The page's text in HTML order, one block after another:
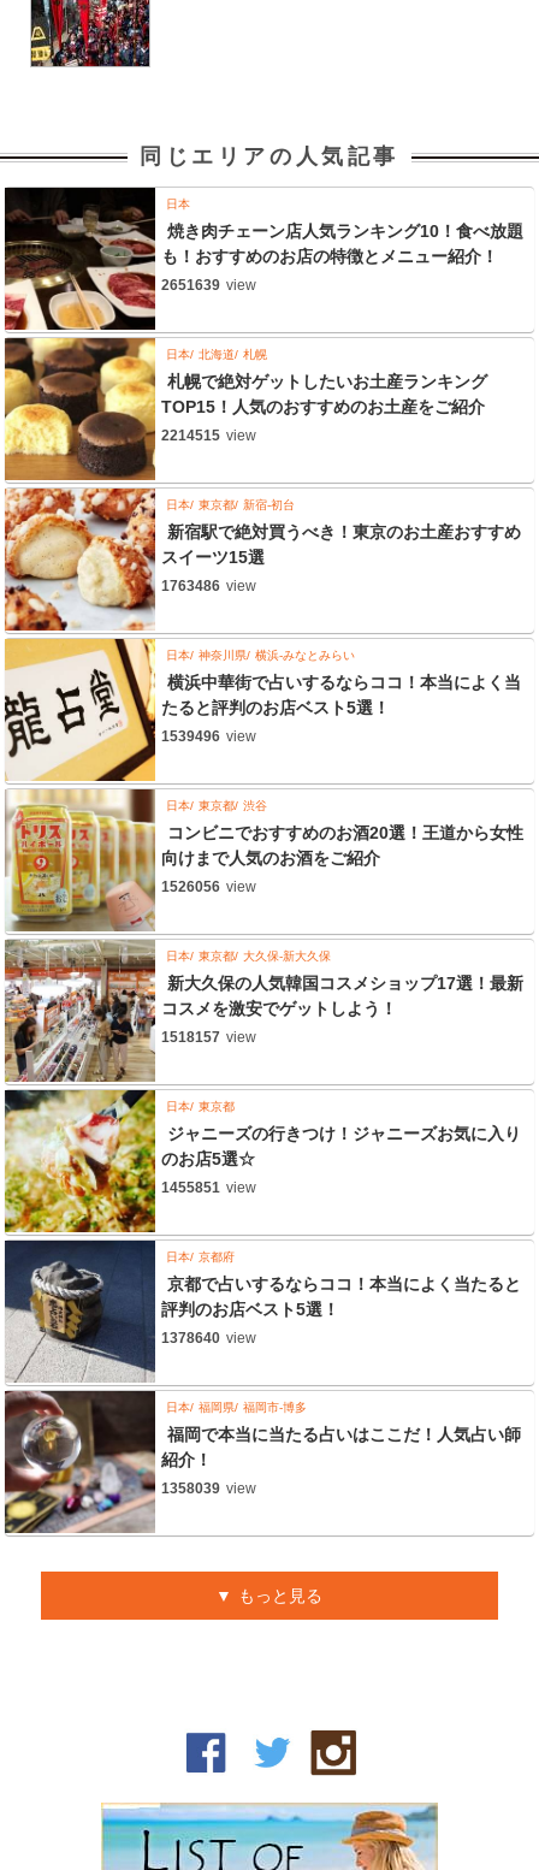
同じエリアの人気記事
日本
焼き肉チェーン店人気ランキング10！食べ放題
も！おすすめのお店の特徴とメニュー紹介！
2651639 view
日本 北海道 札幌
札幌で絶対ゲットしたいお土産ランキング
TOP15！人気のおすすめのお土産をご紹介
2214515 view
日本 東京都 新宿-初台
新宿駅で絶対買うべき！東京のお土産おすすめ
スイーツ15選
1763486 view
日本 神奈川県 横浜-みなとみらい
横浜中華街で占いするならココ！本当によく当
たると評判のお店ベスト5選！
1539496 view
日本 東京都 渋谷
コンビニでおすすめのお酒20選！王道から女性
向けまで人気のお酒をご紹介
1526056 view
日本 東京都 大久保-新大久保
新大久保の人気韓国コスメショップ17選！最新
コスメを激安でゲットしよう！
1518157 view
日本 東京都
ジャニーズの行きつけ！ジャニーズお気に入り
のお店5選☆
1455851 view
日本 京都府
京都で占いするならココ！本当によく当たると
評判のお店ベスト5選！
1378640 view
日本 福岡県 福岡市-博多
福岡で本当に当たる占いはここだ！人気占い師
紹介！
1358039 view
もっと見る